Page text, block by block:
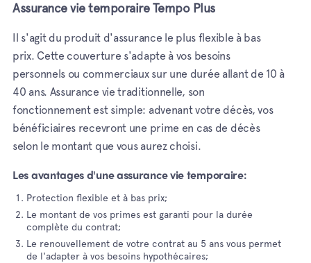
Assurance vie temporaire Tempo Plus
Il s'agit du produit d'assurance le plus flexible à bas
prix. Cette couverture s'adapte à vos besoins
personnels ou commerciaux sur une durée allant de 10 à
40 ans. Assurance vie traditionnelle, son
fonctionnement est simple: advenant votre décès, vos
bénéficiaires recevront une prime en cas de décès
selon le montant que vous aurez choisi.
Les avantages d'une assurance vie temporaire:
Protection flexible et à bas prix;
Le montant de vos primes est garanti pour la durée
complète du contrat;
Le renouvellement de votre contrat au 5 ans vous permet
de l'adapter à vos besoins hypothécaires;